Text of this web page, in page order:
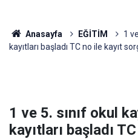
Anasayfa EĞİTİM
1
kayıtları başladı TC no ile kayıt
1 ve 5. sınıf okul
kayıtları başladı